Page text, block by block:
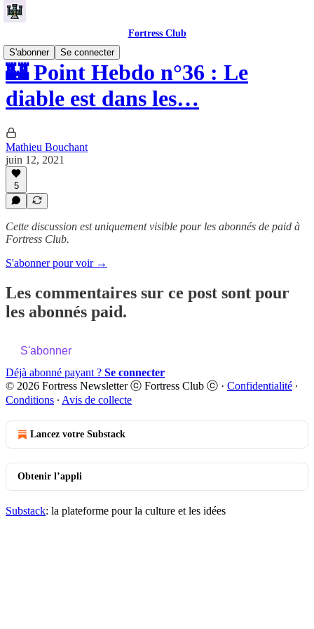
Fortress Club
S'abonner
Se connecter
🏰 Point Hebdo n°36 : Le
diable est dans les…
Mathieu Bouchant
juin 12, 2021
5
Cette discussion est uniquement visible pour les abonnés de paid à
Fortress Club.
S'abonner pour voir →
Les commentaires sur ce post sont pour
les abonnés paid.
S'abonner
Déjà abonné payant ? Se connecter
© 2026 Fortress Newsletter ⓒ Fortress Club ⓒ · Confidentialité ∙
Conditions ∙ Avis de collecte
Lancez votre Substack
Obtenir l’appli
Substack: la plateforme pour la culture et les idées